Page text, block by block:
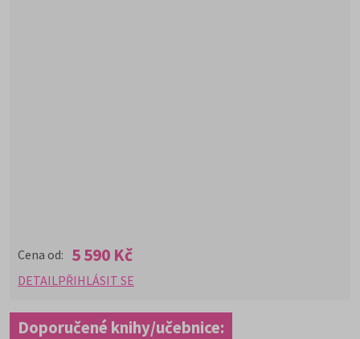
Cena od: 5 590 Kč
DETAIL PŘIHLÁSIT SE
Doporučené knihy/učebnice: